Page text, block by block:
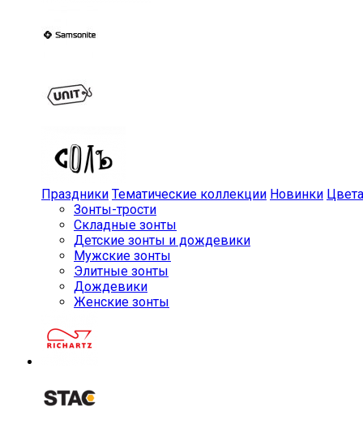
Праздники Тематические коллекции Новинки Цвета
Зонты-трости
Складные зонты
Детские зонты и дождевики
Мужские зонты
Элитные зонты
Дождевики
Женские зонты